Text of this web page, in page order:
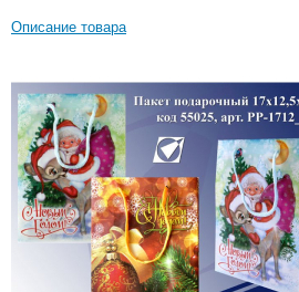
Описание товара